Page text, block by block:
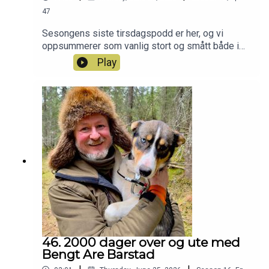
47
Sesongens siste tirsdagspodd er her, og vi
oppsummerer som vanlig stort og smått både i
og utenfor redaksjonen :-) Har du også lyst til å bli
med i Patreon-jaktlaget? Da kan du bare klikke
deg inn her:
https://www.patreon.com/c/jegerpodden
Play
46. 2000 dager over og ute med
Bengt Are Barstad